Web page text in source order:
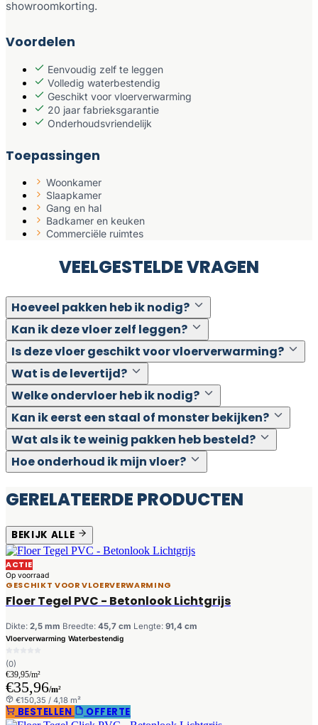
showroomkorting.
Voordelen
Eenvoudig zelf te leggen
Volledig waterbestendig
Geschikt voor vloerverwarming
20 jaar fabrieksgarantie
Onderhoudsvriendelijk
Toepassingen
Woonkamer
Slaapkamer
Gang en hal
Badkamer en keuken
Commerciële ruimtes
VEELGESTELDE VRAGEN
Hoeveel pakken heb ik nodig?
Kan ik deze vloer zelf leggen?
Is deze vloer geschikt voor vloerverwarming?
Wat is de levertijd?
Welke ondervloer heb ik nodig?
Kan ik eerst een staal of monster bekijken?
Wat als ik te weinig pakken heb besteld?
Hoe onderhoud ik mijn vloer?
GERELATEERDE PRODUCTEN
BEKIJK ALLE
ACTIE
Op voorraad
GESCHIKT VOOR VLOERVERWARMING
Floer Tegel PVC - Betonlook Lichtgrijs
Dikte: 2,5 mm Breedte: 45,7 cm Lengte: 91,4 cm
Vloerverwarming Waterbestendig
(0)
€39,95/m²
€35,96/m²
€150,35 / 4,18 m²
BESTELLEN OFFERTE